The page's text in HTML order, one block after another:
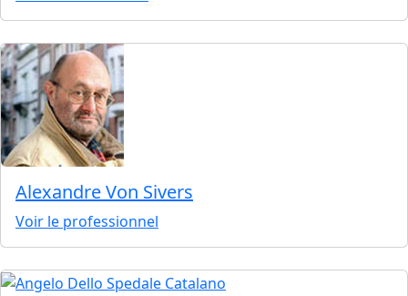
Alexandre Von Sivers
Voir le professionnel